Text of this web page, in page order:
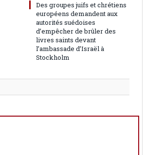
Des groupes juifs et chrétiens
européens demandent aux
autorités suédoises
d’empêcher de brûler des
livres saints devant
l’ambassade d’Israël à
Stockholm